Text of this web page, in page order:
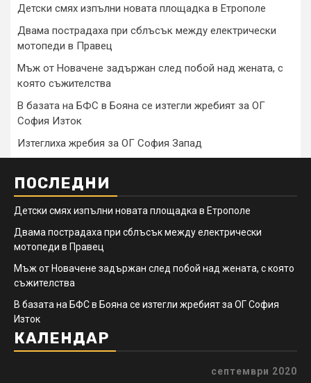
Детски смях изпълни новата площадка в Етрополе
Двама пострадаха при сблъсък между електрически
мотопеди в Правец
Мъж от Новачене задържан след побой над жената, с
която съжителства
В базата на БФС в Бояна се изтегли жребият за ОГ
София Изток
Изтеглиха жребия за ОГ София Запад
ПОСЛЕДНИ
Детски смях изпълни новата площадка в Етрополе
Двама пострадаха при сблъсък между електрически
мотопеди в Правец
Мъж от Новачене задържан след побой над жената, с която
съжителства
В базата на БФС в Бояна се изтегли жребият за ОГ София
Изток
КАЛЕНДАР
септември 2020